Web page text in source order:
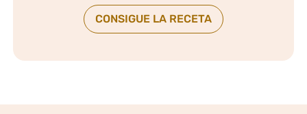
CONSIGUE LA RECETA